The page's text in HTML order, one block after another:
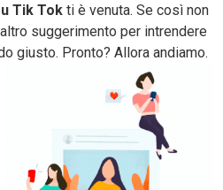
Tik Tok ti è venuta. Se così non
suggerimento per intrendere
giusto. Pronto? Allora andiamo.